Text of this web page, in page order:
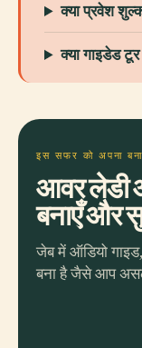
क्या प्रवेश
क्या गाइडेड
इस सफर को अपना
आवर लेडी
बनाएँ और
जेब में ऑडियो
बना है जैसे आप